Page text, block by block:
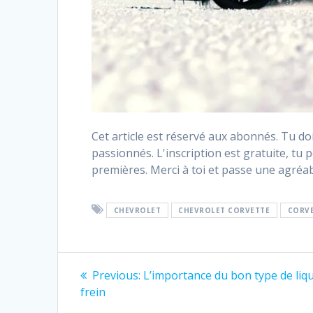
Cet article est réservé aux abonnés. Tu
passionnés. L'inscription est gratuite, tu
premières. Merci à toi et passe une
CHEVROLET CHEVROLET CORVETTE
Navigation
de
Previous: Previous
L’importance du bon type de
frein